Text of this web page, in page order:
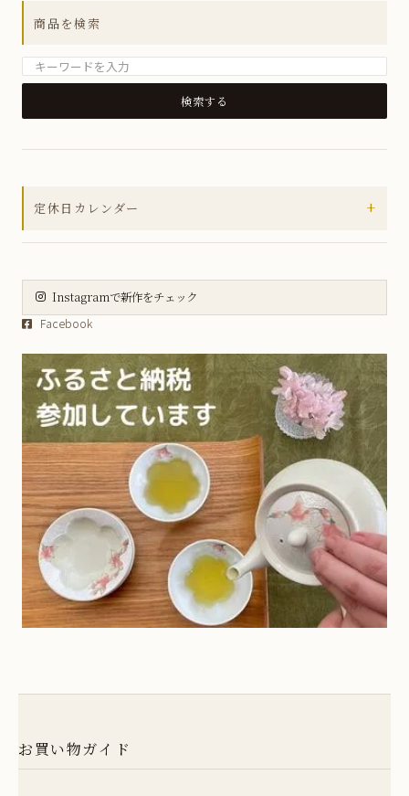
箸置き
小皿
銘々皿
大皿
虹彩野菜シリーズ
薄ピンク釉虹彩桜シリーズ
五福こうもりシリーズ
方割シリーズ
伝統工芸士作品 - ガーベラシリーズ
茶碗蒸し
ギフト包装
商品を検索
定休日カレンダー +
2026年8月
2
16
17 18 19 20 21
22
23
25 26 28
29
30
31
土・日・祝日は定休日となります。
お休み期間中のご注文商品の発送、
お問い合わせの対応は翌営業日以降と
なりますので、予めご了承ください。
Instagramで新作をチェック
Facebook
お買い物ガイド